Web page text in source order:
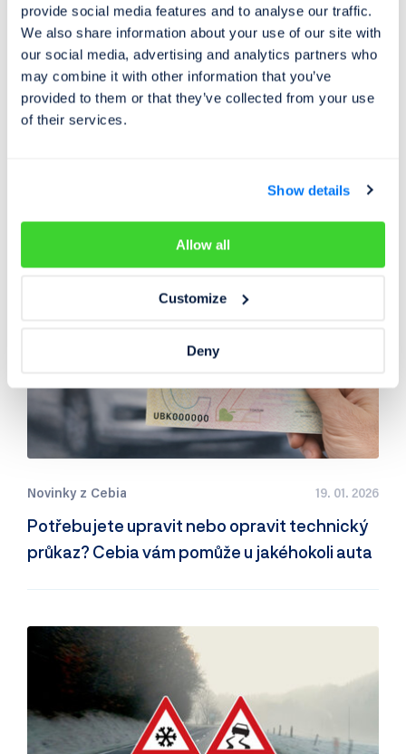
provide social media features and to analyse our traffic.
We also share information about your use of our site with
our social media, advertising and analytics partners who
may combine it with other information that you’ve
provided to them or that they’ve collected from your use
of their services.
Show details
Allow all
Customize
Deny
Tiskové zprávy 22. 01. 2026
Cebia nově pomáhá s homolagacemi u všech
druhů a značek vozidel
motorových vozidel na všechny druhy a značky.
Novinky z Cebia 19. 01. 2026
Potřebujete upravit nebo opravit technický
průkaz? Cebia vám pomůže u jakéhokoli auta